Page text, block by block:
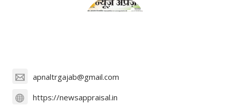
apnaltrgajab@gmail.com
https://newsappraisal.in